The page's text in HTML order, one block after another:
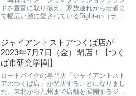
ドを豊富に取り揃え、家族連れから若者ま
で幅広い層に愛されているRight-on（ライ
しまれてきました。しかし、2025年2月
24...
ジャイアントストアつくば店が
2023年7月7日（金）閉店！【つく
ば市研究学園】
ロードバイクの専門店「ジャイアントスト
アのつくば店」が閉店することになりまし
た。東北から九州まで店舗を展開するジャ